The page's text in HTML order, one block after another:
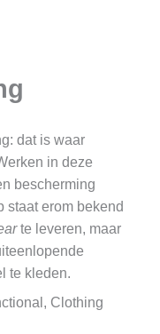
dat is waar
in deze
bescherming
staat erom bekend
te leveren, maar
te kleden.
Clothing